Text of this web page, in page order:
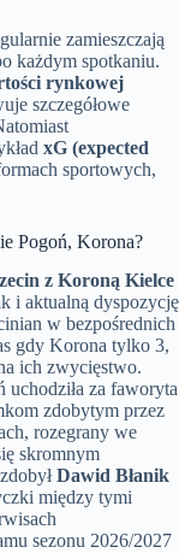
zamieszczają
każdym spotkaniu.
rynkowej
szczegółowe
xG (expected
sportowych,
Pogoń, Korona?
z Koroną Kielce
i aktualną dyspozycję
w bezpośrednich
gdy Korona tylko 3,
ich zwycięstwo.
uchodziła za faworyta
zdobytym przez
rozegrany we
skromnym
Dawid Błanik
między tymi
sezonu 2026/2027